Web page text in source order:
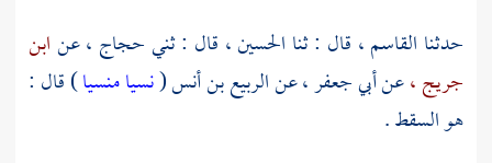
حدثنا القاسم ، قال : ثنا الحسين ، قال : ثنيحجاج ،عنابن
جريج ،عنأبي جعفر ،عنالربيع بن أنس(نسيا منسيا) قال :
هو السقط .